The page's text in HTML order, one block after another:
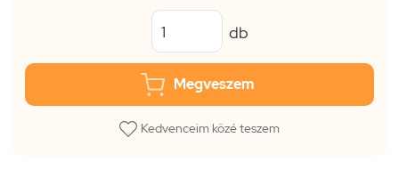
db
Megveszem
Kedvenceim közé teszem